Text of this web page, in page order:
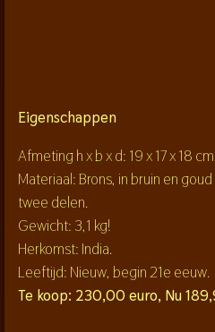
Eigenschappen
Afmeting h x b x d: 19 x 17 x 18
Materiaal: Brons, in bruin en
twee delen.
Gewicht: 3,1 kg!
Herkomst: India.
Leeftijd: Nieuw, begin 21e eeuw.
Te koop: 230,00 euro, Nu